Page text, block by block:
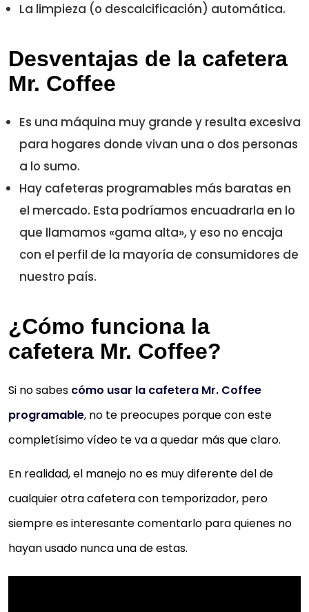
La limpieza (o descalcificación) automática.
Desventajas de la cafetera
Mr. Coffee
Es una máquina muy grande y resulta excesiva
para hogares donde vivan una o dos personas
a lo sumo.
Hay cafeteras programables más baratas en
el mercado. Esta podríamos encuadrarla en lo
que llamamos «gama alta», y eso no encaja
con el perfil de la mayoría de consumidores de
nuestro país.
¿Cómo funciona la
cafetera Mr. Coffee?
Si no sabes cómo usar la cafetera Mr. Coffee
programable, no te preocupes porque con este
completísimo vídeo te va a quedar más que claro.
En realidad, el manejo no es muy diferente del de
cualquier otra cafetera con temporizador, pero
siempre es interesante comentarlo para quienes no
hayan usado nunca una de estas.